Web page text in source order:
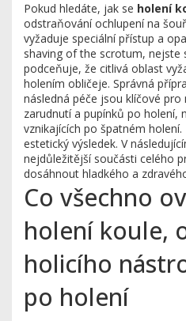
Pokud hledáte, jak se holení
odstraňování ochlupení na
vyžaduje speciální přístup a
shaving of the scrotum, nejste
podceňuje, že citlivá oblast
holením obličeje. Správná
následná péče jsou klíčové
zarudnutí a pupínků po holení,
vznikajících po špatném holení.
estetický výsledek. V
nejdůležitější součásti celého
dosáhnout hladkého a
Co všechno
holení koule,
holicího
po holení